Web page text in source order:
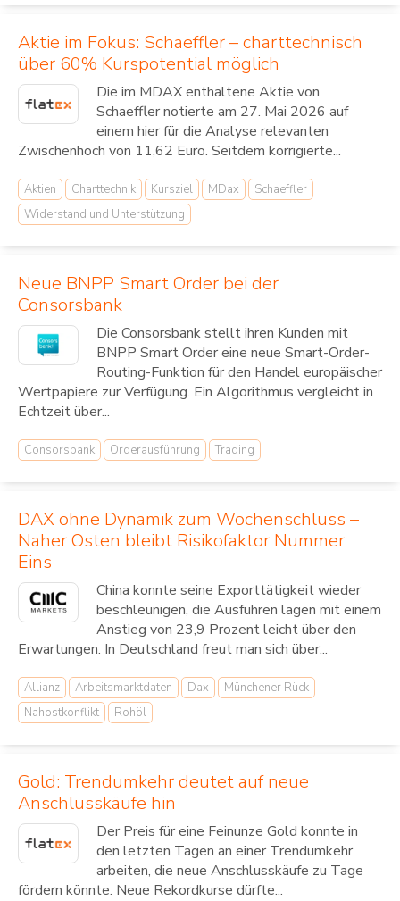
Aktie im Fokus: Schaeffler – charttechnisch
über 60% Kurspotential möglich
Die im MDAX enthaltene Aktie von
Schaeffler notierte am 27. Mai 2026 auf
einem hier für die Analyse relevanten
Zwischenhoch von 11,62 Euro. Seitdem korrigierte...
Aktien Charttechnik Kursziel MDax
Schaeffler
Widerstand und Unterstützung
Neue BNPP Smart Order bei der
Consorsbank
Die Consorsbank stellt ihren Kunden mit
BNPP Smart Order eine neue Smart-Order-
Routing-Funktion für den Handel europäischer
Wertpapiere zur Verfügung. Ein Algorithmus vergleicht in
Echtzeit über...
Consorsbank Orderausführung Trading
DAX ohne Dynamik zum Wochenschluss –
Naher Osten bleibt Risikofaktor Nummer
Eins
China konnte seine Exporttätigkeit wieder
beschleunigen, die Ausfuhren lagen mit einem
Anstieg von 23,9 Prozent leicht über den
Erwartungen. In Deutschland freut man sich über...
Allianz Arbeitsmarktdaten Dax
Münchener Rück
Nahostkonflikt
Rohöl
Gold: Trendumkehr deutet auf neue
Anschlusskäufe hin
Der Preis für eine Feinunze Gold konnte in
den letzten Tagen an einer Trendumkehr
arbeiten, die neue Anschlusskäufe zu Tage
fördern könnte. Neue Rekordkurse dürfte...